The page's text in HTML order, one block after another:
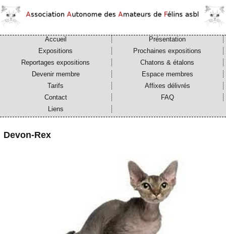
Accueil
Présentation
Expositions
Prochaines expositions
Reportages expositions
Chatons & étalons
Devenir membre
Espace membres
Tarifs
Affixes délivrés
Contact
FAQ
Liens
Devon-Rex